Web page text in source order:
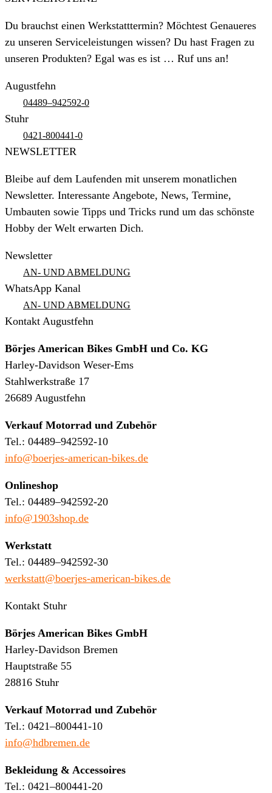
Du brauchst einen Werkstatttermin? Möchtest Genaueres
zu unseren Serviceleistungen wissen? Du hast Fragen zu
unseren Produkten? Egal was es ist … Ruf uns an!
Augustfehn
04489–942592-0
Stuhr
0421-800441-0
NEWSLETTER
Bleibe auf dem Laufenden mit unserem monatlichen
Newsletter. Interessante Angebote, News, Termine,
Umbauten sowie Tipps und Tricks rund um das schönste
Hobby der Welt erwarten Dich.
Newsletter
AN- UND ABMELDUNG
WhatsApp Kanal
AN- UND ABMELDUNG
Kontakt Augustfehn
Börjes American Bikes GmbH und Co. KG
Harley-Davidson Weser-Ems
Stahlwerkstraße 17
26689 Augustfehn
Verkauf Motorrad und Zubehör
Tel.: 04489–942592-10
info@boerjes-american-bikes.de
Onlineshop
Tel.: 04489–942592-20
info@1903shop.de
Werkstatt
Tel.: 04489–942592-30
werkstatt@boerjes-american-bikes.de
Kontakt Stuhr
Börjes American Bikes GmbH
Harley-Davidson Bremen
Hauptstraße 55
28816 Stuhr
Verkauf Motorrad und Zubehör
Tel.: 0421–800441-10
info@hdbremen.de
Bekleidung & Accessoires
Tel.: 0421–800441-20